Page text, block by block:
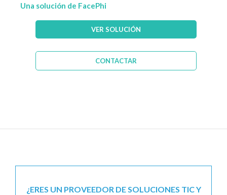
Una solución de FacePhi
VER SOLUCIÓN
CONTACTAR
¿ERES UN PROVEEDOR DE SOLUCIONES TIC Y